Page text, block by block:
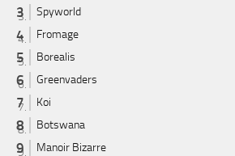
Spyworld
Fromage
Borealis
Greenvaders
Koi
Botswana
Manoir Bizarre